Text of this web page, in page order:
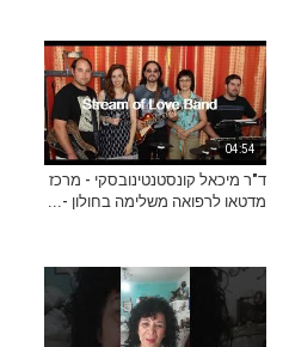
04:54
ד"ר מיכאל קונסטנטינובסקי - מרכז
מדטאו לרפואה משלימה בחולון -...